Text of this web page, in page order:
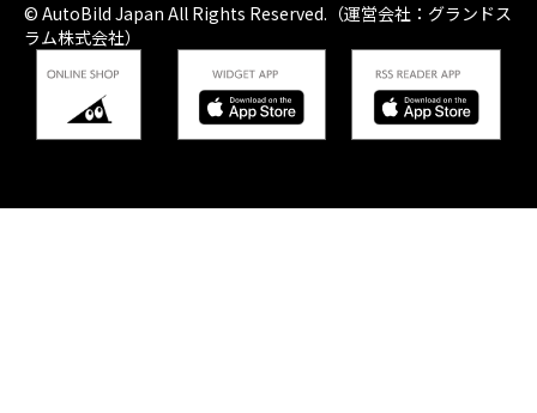
© AutoBild Japan All Rights Reserved.（運営会社：グランドス
ラム株式会社）